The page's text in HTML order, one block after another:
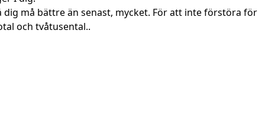
må bättre än senast, mycket. För att inte förstöra för
och tvåtusental..